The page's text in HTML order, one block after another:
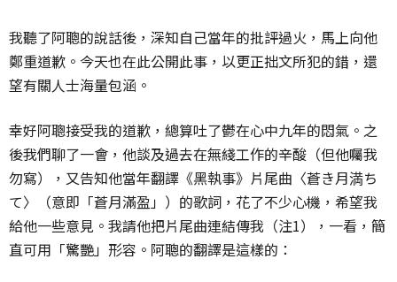
我聽了阿聰的說話後，深知自己當年的批評過火，馬上向他
鄭重道歉。今天也在此公開此事，以更正拙文所犯的錯，還
望有關人士海量包涵。
幸好阿聰接受我的道歉，總算吐了鬱在心中九年的悶氣。之
後我們聊了一會，他談及過去在無綫工作的辛酸（但他囑我
勿寫），又告知他當年翻譯《黑執事》片尾曲〈蒼き月満ち
て〉（意即「蒼月滿盈」）的歌詞，花了不少心機，希望我
給他一些意見。我請他把片尾曲連結傳我（注1），一看，簡
直可用「驚艷」形容。阿聰的翻譯是這樣的：